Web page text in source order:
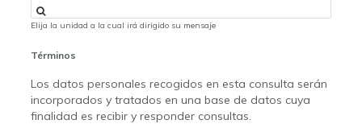
Elija la unidad a la cual irá dirigido su mensaje
Términos
Los datos personales recogidos en esta consulta serán
incorporados y tratados en una base de datos cuya
finalidad es recibir y responder consultas.